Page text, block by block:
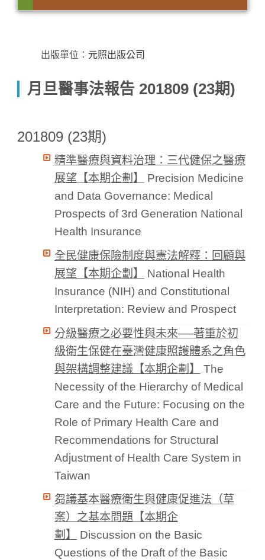
出版單位： 元照出版公司
月旦醫事法報告 201809 (23期)
201809 (23期)
精準醫療與資料治理：三代健保之醫療
展望【本期企劃】
Precision Medicine
and Data Governance: Medical
Prospects of 3rd Generation National
Health Insurance
全民健康保險制度與憲法解釋：回顧與
展望【本期企劃】
National Health
Insurance (NIH) and Constitutional
Interpretation: Review and Prospect
分級醫療之必要性與未來──著重於初
級衛生保健在臺灣健康照護體系之角色
與架構調整建議【本期企劃】
The
Necessity of the Hierarchy of Medical
Care and the Future: Focusing on the
Role of Primary Health Care and
Recommendations for Structural
Adjustment of Health Care System in
Taiwan
芻議基本醫療衛生與健康促進法（草
案）之基本問題【本期企
劃】
Discussion on the Basic
Questions of the Draft of the Basic